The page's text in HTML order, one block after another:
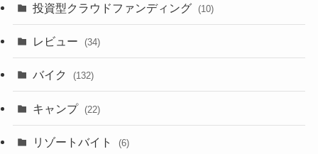
投資型クラウドファンディング (10)
レビュー (34)
バイク (132)
キャンプ (22)
リゾートバイト (6)